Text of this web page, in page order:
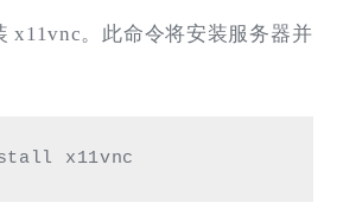
x11vnc。此命令将安装服务器并
x11vnc